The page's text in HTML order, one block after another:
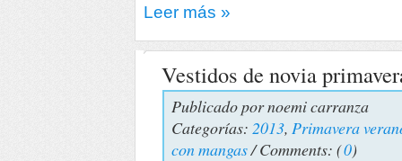
Leer más »
Vestidos de novia
Publicado pornoemi carranza
Categorías: 2013, Primavera
con mangas/ Comments: (0)